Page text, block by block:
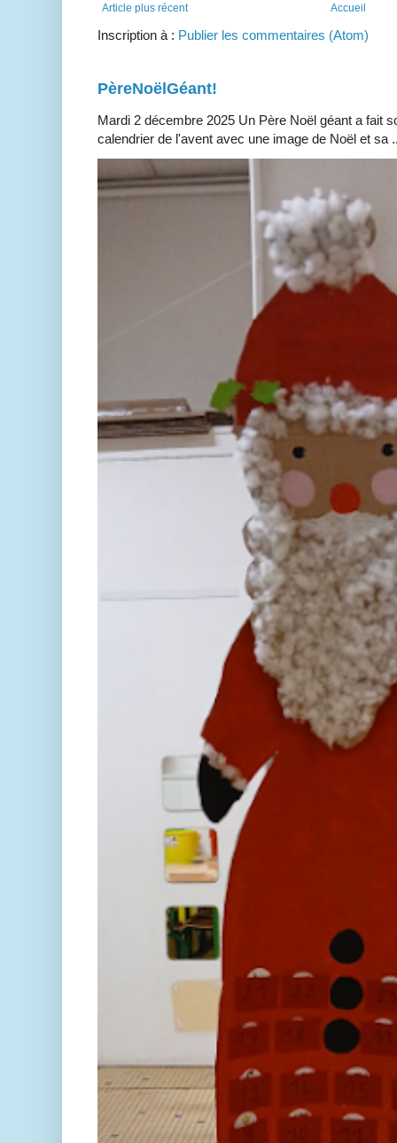
Article plus récent Accueil
Inscription à : Publier les commentaires (Atom)
PèreNoëlGéant!
Mardi 2 décembre 2025 Un Père Noël géant a fait
calendrier de l'avent avec une image de Noël et sa